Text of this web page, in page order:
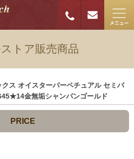
トア販売商品
ス オイスターパーペチュアル セミバ
金無垢シャンパンゴールド
PRICE